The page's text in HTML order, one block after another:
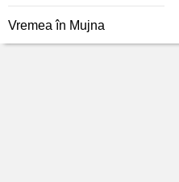
Vremea în Mujna